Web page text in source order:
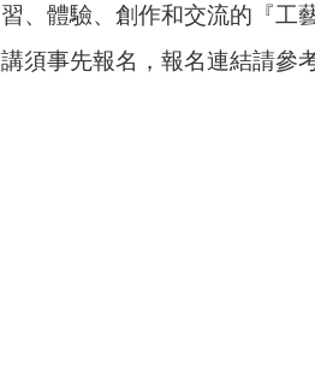
、體驗、創作和交流的『工
須事先報名，報名連結請參